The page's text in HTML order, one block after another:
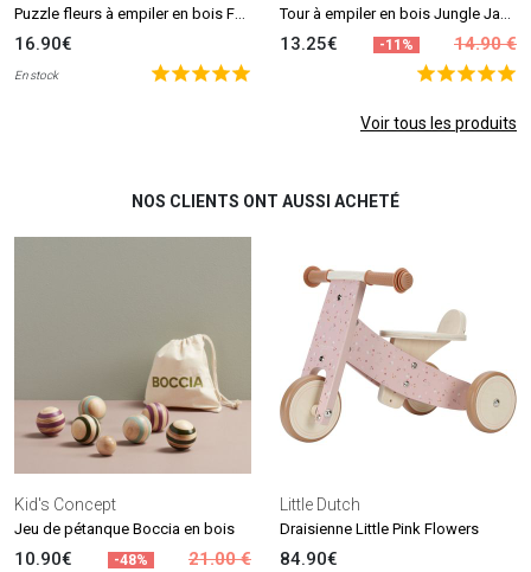
16.90€
En stock
13.25€ -11% 14.90 €
Voir tous les produits
NOS CLIENTS ONT AUSSI ACHETÉ
Kid's Concept
Jeu de pétanque Boccia en bois
10.90€ -48% 21.00 €
Little Dutch
Draisienne Little Pink Flowers
84.90€